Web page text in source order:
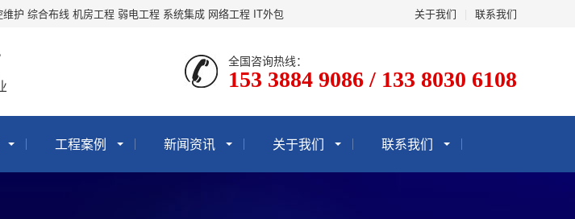
关于我们 联系我们
护 综合布线 机房工程 弱电工程 系统集成 网络工程 IT外包
全国咨询热线：
153 3884 9086 / 133 8030 6108
工程案例 新闻资讯 关于我们 联系我们